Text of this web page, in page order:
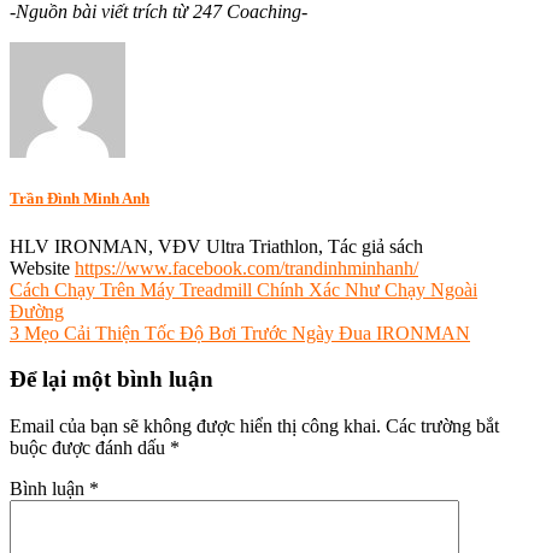
-Nguồn bài viết trích từ 247 Coaching-
Triathlon
công
tác
bài
sao
không,
đi
công
tác
có
phục
IRONMAN
được
không,
endusport,
Trần Đình Minh Anh
HLV IRONMAN, VĐV Ultra Triathlon, Tác giả sách
Website https://www.facebook.com/trandinhminhanh/
Điều
hướng
viết
Cách Chạy Trên Máy Treadmill Chính Xác Như Chạy Ngoài
Đường
3 Mẹo Cải Thiện Tốc Độ Bơi Trước Ngày Đua IRONMAN
Để lại một bình luận
Email của bạn sẽ không được hiển thị công khai. Các trường bắt
buộc được đánh dấu *
Bình luận *